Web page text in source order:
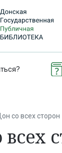
со всех сторон